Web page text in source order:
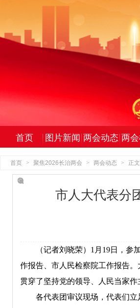
首页 图片新闻 两会动态 两
首页 > 聚焦2026长治两会 > 两会动态 > 正文
市人大代表分
（记者刘晓荣）1月19日，参加
作报告、市人民检察院工作报告
贯穿了坚持党的领导、人民当家
各代表团审议现场，代表们立